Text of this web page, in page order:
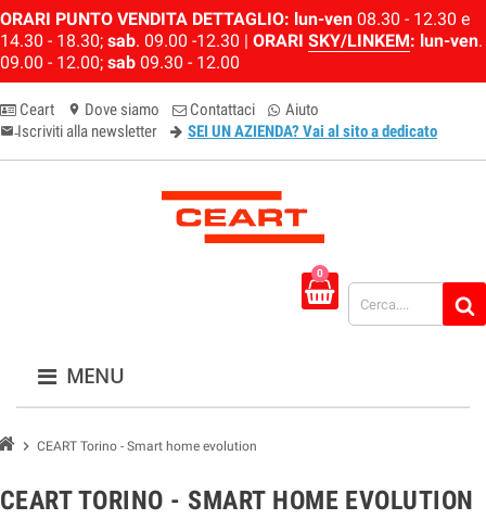
ORARI PUNTO VENDITA DETTAGLIO: lun-ven 08.30 - 12.30 e
14.30 - 18.30; sab. 09.00 -12.30 | ORARI SKY/LINKEM: lun-ven.
09.00 - 12.00; sab 09.30 - 12.00
Ceart location_on Dove siamo Contattaci Aiuto
email-newsletter
Iscriviti alla newsletter SEI UN AZIENDA? Vai al sito a dedicato
0
MENU
chevron_right CEART Torino - Smart home evolution
CEART TORINO - SMART HOME EVOLUTION